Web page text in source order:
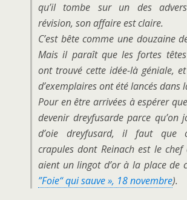
qu’il tombe sur un des
révision, son affaire est claire.
C’est bête comme une douzaine
Mais il paraît que les fortes
ont trouvé cette idée-là géniale,
d’exemplaires ont été lancés dans
Pour en être arrivées à espérer
devenir dreyfusarde parce qu’on
d’oie dreyfusard, il faut que
crapules dont Reinachest le chef
aient un lingot d’or à la place de
”Foie“ qui sauve », 18 novembre).